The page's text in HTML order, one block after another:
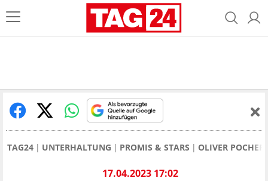
TAG24 UNTERHALTUNG PROMIS & STARS OLIVER POCHER
17.04.2023 17:02